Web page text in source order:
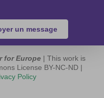
un message
for Europe | This work is
License BY-NC-ND |
Policy